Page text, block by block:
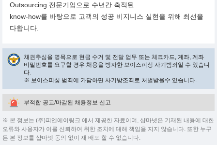
Outsourcing 전문기업으로 수년간 축적된
know-how를 바탕으로 고객의 성공 비지니스 실현을 위해 최선을
다합니다.
채권추심을 명목으로 현금 수거 및 전달 업무 또는 체크카드, 계좌, 계좌
비밀번호를 요구할 경우 채용을 빙자한 보이스피싱 사기범죄일 수 있습니
다.
※ 보이스피싱 범죄에 가담하면 사기방조죄로 처벌받을수 있습니다.
부적합 공고/마감된 채용정보 신고
※ 본 정보는 (주)피엔에이링크 에서 제공한 자료이며, 샵마넷은 기재된 내용에 대한
오류와 사용자가 이를 신뢰하여 취한 조치에 대해 책임을 지지 않습니다. 또한 누구
든 본 정보를 샵마넷 동의 없이 재 배포 할 수 없습니다.